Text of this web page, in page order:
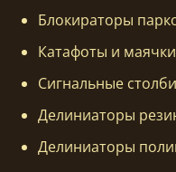
Блокираторы
Катафоты и маячки
Сигнальные
Делиниаторы
Делиниаторы